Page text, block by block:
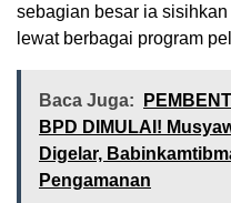
sebagian besar ia
lewat berbagai program
Baca Juga:
BPD DIMULAI!
Digelar,
Pengamanan